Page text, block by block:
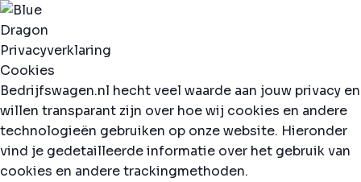
Privacyverklaring
Cookies
Bedrijfswagen.nl hecht veel waarde aan jouw privacy en
willen transparant zijn over hoe wij cookies en andere
technologieën gebruiken op onze website. Hieronder
vind je gedetailleerde informatie over het gebruik van
cookies en andere trackingmethoden.